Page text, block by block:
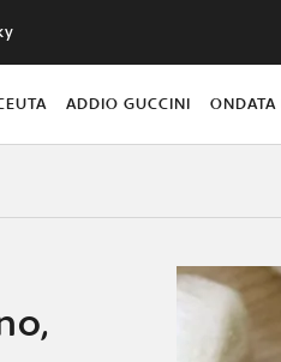
ADDIO GUCCINI